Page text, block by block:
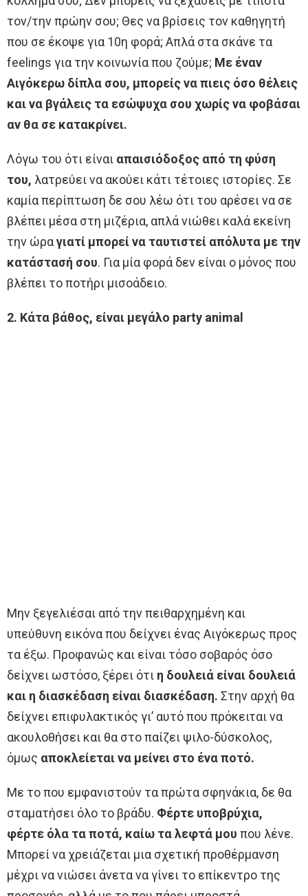
τον/την πρώην σου; Θες να βρίσεις τον καθηγητή
που σε έκοψε για 10η φορά; Απλά στα σκάνε τα
feelings για την κοινωνία που ζούμε; Με έναν
Αιγόκερω δίπλα σου, μπορείς να πιεις όσο θέλεις
και να βγάλεις τα εσώψυχα σου χωρίς να φοβάσαι
αν θα σε κατακρίνει.
Λόγω του ότι είναι απαισιόδοξος από τη φύση
του, λατρεύει να ακούει κάτι τέτοιες ιστορίες. Σε
καμία περίπτωση δε σου λέω ότι του αρέσει να σε
βλέπει μέσα στη μιζέρια, απλά νιώθει καλά εκείνη
την ώραγιατί μπορεί να ταυτιστεί απόλυτα με την
κατάστασή σου. Για μία φορά δεν είναι ο μόνος που
βλέπει το ποτήρι μισοάδειο.
2. Κάτα βάθος, είναι μεγάλο party animal
Μην ξεγελιέσαι από την πειθαρχημένη και
υπεύθυνη εικόνα που δείχνει ένας Αιγόκερως προς
τα έξω. Προφανώς και είναι τόσο σοβαρός όσο
δείχνει ωστόσο, ξέρει ότι η δουλειά είναι δουλειά
και η διασκέδαση είναι διασκέδαση. Στην αρχή θα
δείχνει επιφυλακτικός γι’ αυτό που πρόκειται να
ακουλοθήσει και θα στο παίζει ψιλο-δύσκολος,
όμως αποκλείεται να μείνει στο ένα ποτό.
Με το που εμφανιστούν τα πρώτα σφηνάκια, δε θα
σταματήσει όλο το βράδυ. Φέρτε υποβρύχια,
φέρτε όλα τα ποτά, καίω τα λεφτά μου που λένε.
Μπορεί να χρειάζεται μια σχετική προθέρμανση
μέχρι να νιώσει άνετα να γίνει το επίκεντρο της